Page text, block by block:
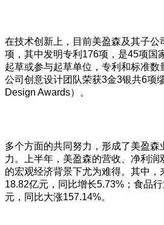
在技术创新上，目前美盈森及其子公
项，其中发明专利176项，是45项国
起草或参与起草单位，专利和标准数
公司创意设计团队荣获3金3银共6项
Design Awards）。
多个方面的共同努力，形成了美盈森
力。上半年，美盈森的营收、净利
的宏观经济背景下尤为难得。其中，
18.82亿元，同比增长5.73%；食品
元，同比大涨157.14%。